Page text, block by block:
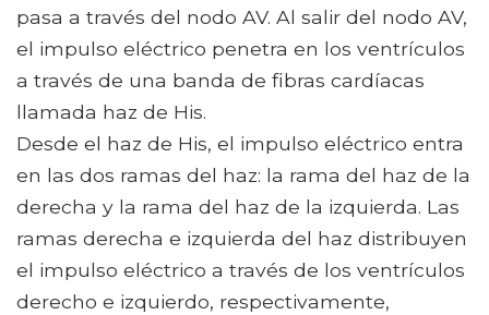
pasa a través del nodo AV. Al salir del nodo AV,
el impulso eléctrico penetra en los ventrículos
a través de una banda de fibras cardíacas
llamada haz de His.
Desde el haz de His, el impulso eléctrico entra
en las dos ramas del haz: la rama del haz de la
derecha y la rama del haz de la izquierda. Las
ramas derecha e izquierda del haz distribuyen
el impulso eléctrico a través de los ventrículos
derecho e izquierdo, respectivamente,